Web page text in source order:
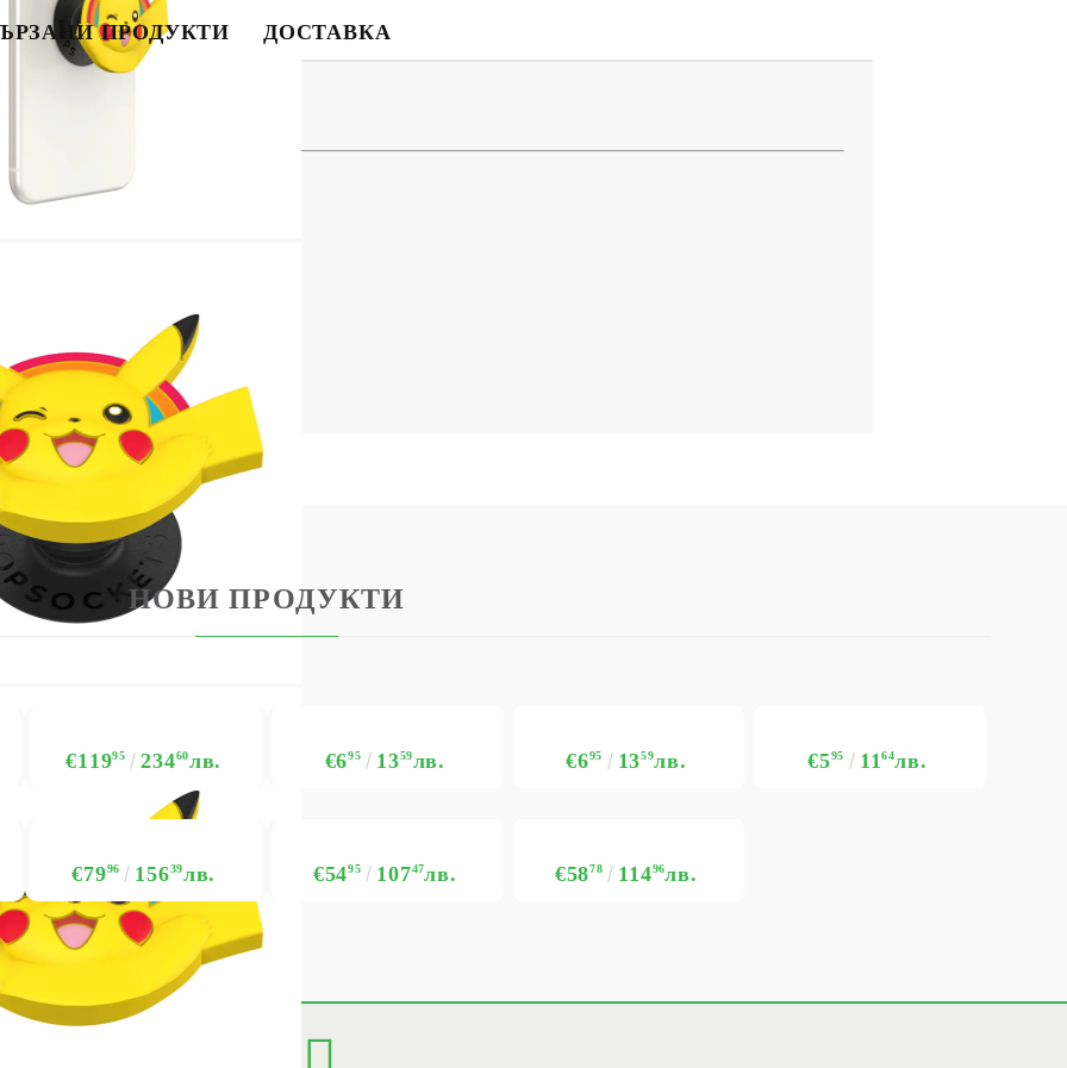
BG
ПРОДУКТИ ДОСТАВКА
на 180 градуса
НОВИ ПРОДУКТИ
€11995 23460лв. €695 1359лв. €695 1359лв. €595 1164лв.
€7996 15639лв. €5495 10747лв. €5878 11496лв.